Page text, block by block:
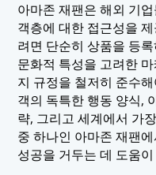
1.1 일본의 역사와 성
1.2 현재 시장 점유율
2. 일본에서 아마존을
이유는 무엇일까요?
2.1 강력한 물류 네트
2.2 소비자 신뢰 및
2.3 인구 통계 및 구
2.4 해외 구매자와 틈
3. 아마존 재팬의 통계
3.1 플랫폼 규모: 사
(GMV) 및 판매자 수
3.2 아마존 프라임:
4. 해외 판매자에게 아
4.1 비교할 수 없는
5. 아마존 재팬의 독특
아마존 재팬은 해외 기
객층에 대한 접근성을
려면 단순히 상품을 등
문화적 특성을 고려한
지 규정을 철저히 준수
객의 독특한 행동 양식,
략, 그리고 세계에서 가
중 하나인 아마존 재팬
성공을 거두는 데 도움